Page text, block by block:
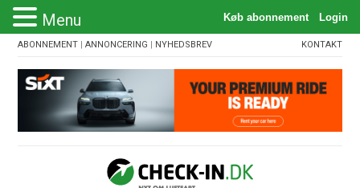
ABONNEMENT |ANNONCERING | NYHEDSBREV KONTAKT
Menu